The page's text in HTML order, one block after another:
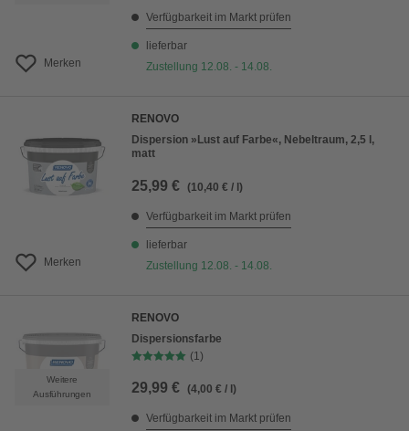
Merken
Verfügbarkeit im Markt prüfen
lieferbar
Zustellung 12.08. - 14.08.
Merken
RENOVO
Dispersion »Lust auf Farbe«, Nebeltraum, 2,5 l,
matt
25,99 € (10,40 € / l)
Verfügbarkeit im Markt prüfen
lieferbar
Zustellung 12.08. - 14.08.
Weitere
Ausführungen
RENOVO
Dispersionsfarbe
(1)
29,99 € (4,00 € / l)
Verfügbarkeit im Markt prüfen